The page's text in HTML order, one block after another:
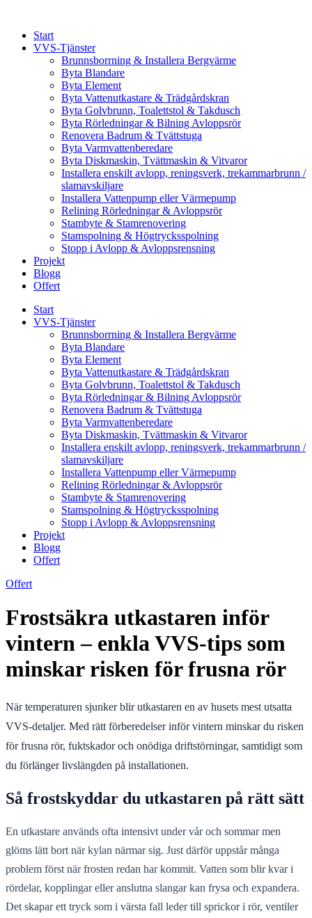
contentStart
VVS-Tjänster
Brunnsborrning & Installera Bergvärme
Byta Blandare
Byta Element
Byta Vattenutkastare & Trädgårdskran
Byta Golvbrunn, Toalettstol & Takdusch
Byta Rörledningar & Bilning Avloppsrör
Renovera Badrum & Tvättstuga
Byta Varmvattenberedare
Byta Diskmaskin, Tvättmaskin & Vitvaror
Installera enskilt avlopp, reningsverk, trekammarbrunn /
slamavskiljare
Installera Vattenpump eller Värmepump
Relining Rörledningar & Avloppsrör
Stambyte & Stamrenovering
Stamspolning & Högtrycksspolning
Stopp i Avlopp & Avloppsrensning
Projekt
Blogg
Offert
Start
VVS-Tjänster
Brunnsborrning & Installera Bergvärme
Byta Blandare
Byta Element
Byta Vattenutkastare & Trädgårdskran
Byta Golvbrunn, Toalettstol & Takdusch
Byta Rörledningar & Bilning Avloppsrör
Renovera Badrum & Tvättstuga
Byta Varmvattenberedare
Byta Diskmaskin, Tvättmaskin & Vitvaror
Installera enskilt avlopp, reningsverk, trekammarbrunn /
slamavskiljare
Installera Vattenpump eller Värmepump
Relining Rörledningar & Avloppsrör
Stambyte & Stamrenovering
Stamspolning & Högtrycksspolning
Stopp i Avlopp & Avloppsrensning
Projekt
Blogg
Offert
Offert
Frostsäkra utkastaren inför
vintern – enkla VVS-tips som
minskar risken för frusna rör
När temperaturen sjunker blir utkastaren en av husets mest utsatta
VVS-detaljer. Med rätt förberedelser inför vintern minskar du risken
för frusna rör, fuktskador och onödiga driftstörningar, samtidigt som
du förlänger livslängden på installationen.
Så frostskyddar du utkastaren på rätt sätt
En utkastare används ofta intensivt under vår och sommar men
glöms lätt bort när kylan närmar sig. Just därför uppstår många
problem först när frosten redan har kommit. Vatten som blir kvar i
rördelar, kopplingar eller anslutna slangar kan frysa och expandera.
Det skapar ett tryck som i värsta fall leder till sprickor i rör, ventiler